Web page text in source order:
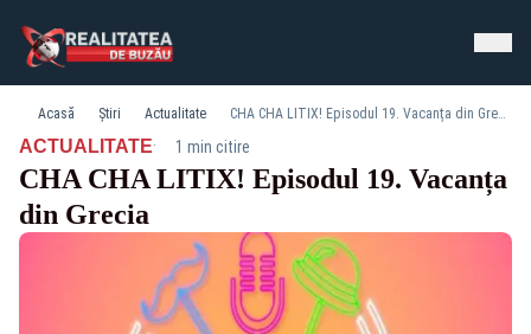
Acasă Știri Actualitate CHA CHA LITIX! Episodul 19. Vacanța din Grecia
ACTUALITATE· 1 min citire
CHA CHA LITIX! Episodul 19. Vacanța
din Grecia